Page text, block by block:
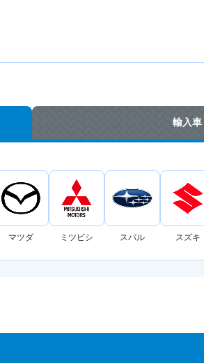
輸入車
マツダ ミツビシ スバル スズキ